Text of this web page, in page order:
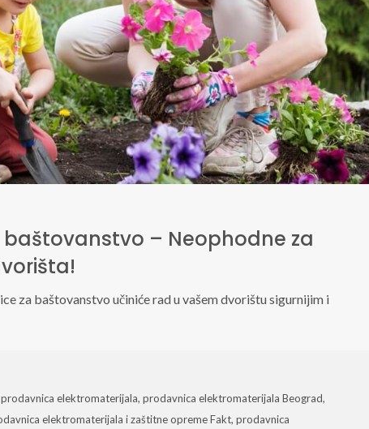
– Neophodne za
za baštovanstvo učiniće rad u vašem dvorištu sigurnijim i
prodavnica elektromaterijala,prodavnica elektromaterijala Beograd,
elektromaterijala i zaštitne opreme Fakt,prodavnica